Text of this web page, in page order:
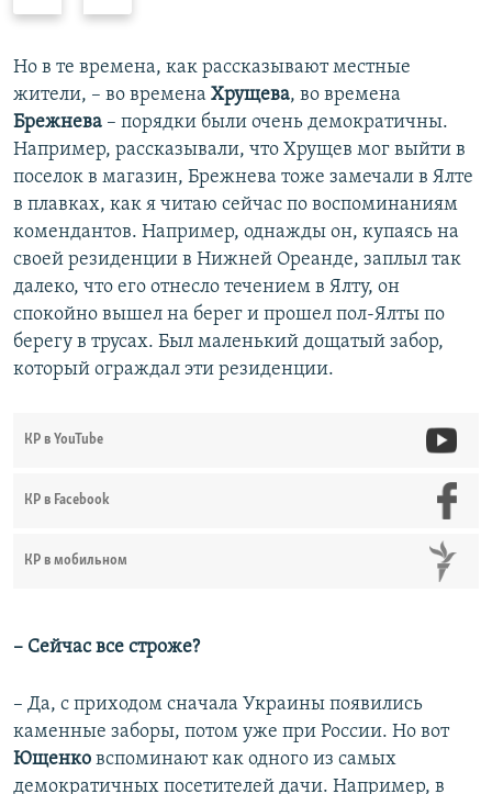
д
ы
д
у
щ
и
й
с
л
а
й
д
д
ю
щ
и
й
с
л
а
й
д
Но в те времена, как рассказывают местные
жители, – во времена Хрущева, во времена
Брежнева – порядки были очень демократичны.
Например, рассказывали, что Хрущев мог выйти в
поселок в магазин, Брежнева тоже замечали в Ялте
в плавках, как я читаю сейчас по воспоминаниям
комендантов. Например, однажды он, купаясь на
своей резиденции в Нижней Ореанде, заплыл так
далеко, что его отнесло течением в Ялту, он
спокойно вышел на берег и прошел пол-Ялты по
берегу в трусах. Был маленький дощатый забор,
который ограждал эти резиденции.
КР в YouTube
КР в Facebook
КР в мобильном
– Сейчас все строже?
– Да, с приходом сначала Украины появились
каменные заборы, потом уже при России. Но вот
Ющенко вспоминают как одного из самых
демократичных посетителей дачи. Например, в